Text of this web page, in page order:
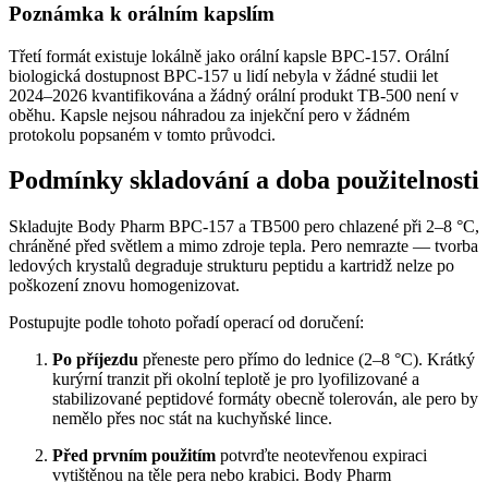
Poznámka k orálním kapslím
Třetí formát existuje lokálně jako orální kapsle BPC-157. Orální
biologická dostupnost BPC-157 u lidí nebyla v žádné studii let
2024–2026 kvantifikována a žádný orální produkt TB-500 není v
oběhu. Kapsle nejsou náhradou za injekční pero v žádném
protokolu popsaném v tomto průvodci.
Podmínky skladování a doba použitelnosti
Skladujte Body Pharm BPC-157 a TB500 pero chlazené při 2–8 °C,
chráněné před světlem a mimo zdroje tepla. Pero nemrazte — tvorba
ledových krystalů degraduje strukturu peptidu a kartridž nelze po
poškození znovu homogenizovat.
Postupujte podle tohoto pořadí operací od doručení:
Po příjezdu přeneste pero přímo do lednice (2–8 °C). Krátký
kurýrní tranzit při okolní teplotě je pro lyofilizované a
stabilizované peptidové formáty obecně tolerován, ale pero by
nemělo přes noc stát na kuchyňské lince.
Před prvním použitím potvrďte neotevřenou expiraci
vytištěnou na těle pera nebo krabici. Body Pharm